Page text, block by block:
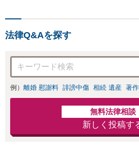
法律Q&Aを探す
例） 離婚 慰謝料 誹謗中傷 相続 遺産 著
無料法律相談
新しく投稿す